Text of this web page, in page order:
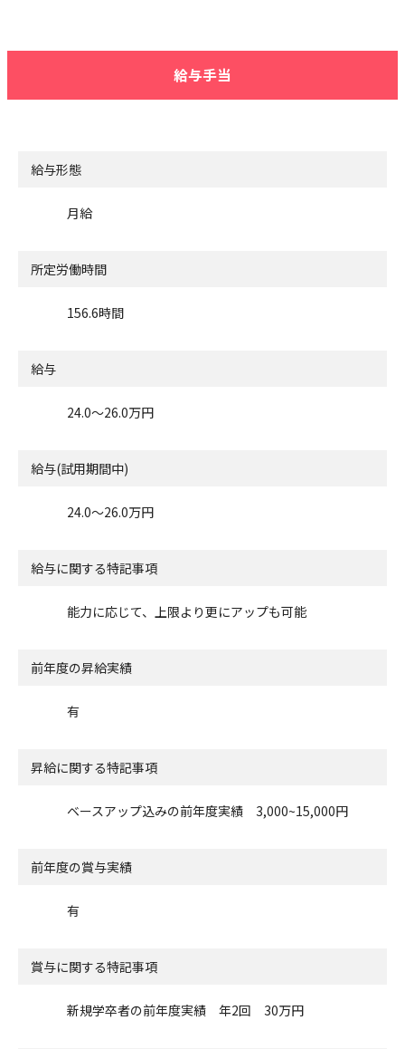
給与手当
給与形態
月給
所定労働時間
156.6時間
給与
24.0〜26.0万円
給与(試用期間中)
24.0〜26.0万円
給与に関する特記事項
能力に応じて、上限より更にアップも可能
前年度の昇給実績
有
昇給に関する特記事項
ベースアップ込みの前年度実績 3,000~15,000円
前年度の賞与実績
有
賞与に関する特記事項
新規学卒者の前年度実績 年2回 30万円